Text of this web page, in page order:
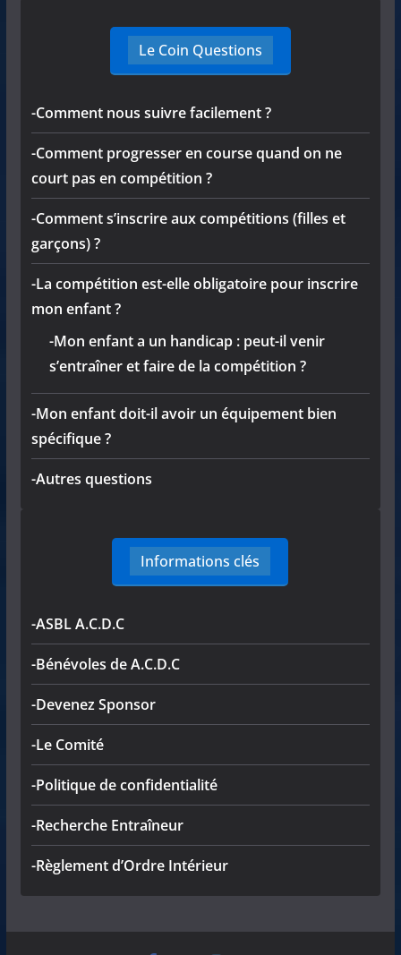
Le Coin Questions
-Comment nous suivre facilement ?
-Comment progresser en course quand on ne
court pas en compétition ?
-Comment s’inscrire aux compétitions (filles et
garçons) ?
-La compétition est-elle obligatoire pour inscrire
mon enfant ?
-Mon enfant a un handicap : peut-il venir
s’entraîner et faire de la compétition ?
-Mon enfant doit-il avoir un équipement bien
spécifique ?
-Autres questions
Informations clés
-ASBL A.C.D.C
-Bénévoles de A.C.D.C
-Devenez Sponsor
-Le Comité
-Politique de confidentialité
-Recherche Entraîneur
-Règlement d’Ordre Intérieur